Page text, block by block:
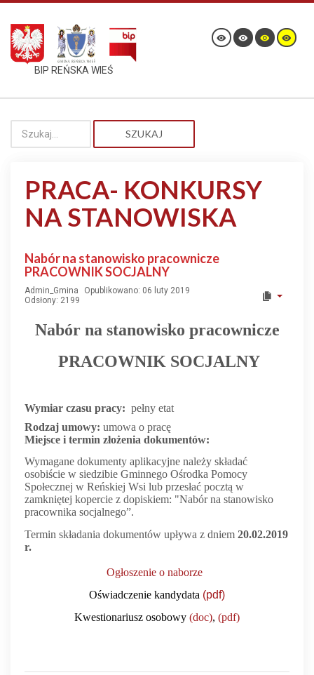
BIP REŃSKA WIEŚ
SZUKAJ
PRACA- KONKURSY
NA STANOWISKA
Nabór na stanowisko pracownicze
PRACOWNIK SOCJALNY
Admin_Gmina
Opublikowano: 06 luty 2019
Odsłony: 2199
Nabór na stanowisko pracownicze
PRACOWNIK SOCJALNY
Wymiar czasu pracy: pełny etat
Rodzaj umowy: umowa o pracę
Miejsce i termin złożenia dokumentów:
Wymagane dokumenty aplikacyjne należy składać
osobiście w siedzibie Gminnego Ośrodka Pomocy
Społecznej w Reńskiej Wsi lub przesłać pocztą w
zamkniętej kopercie z dopiskiem: "Nabór na stanowisko
pracownika socjalnego”.
Termin składania dokumentów upływa z dniem 20.02.2019
r.
Ogłoszenie o naborze
Oświadczenie kandydata (pdf)
Kwestionariusz osobowy (doc), (pdf)